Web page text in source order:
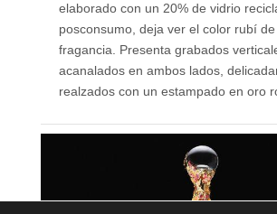
elaborado con un 20% de vidrio
posconsumo, deja ver el color rubí de
fragancia. Presenta grabados
acanalados en ambos lados,
realzados con un estampado en oro